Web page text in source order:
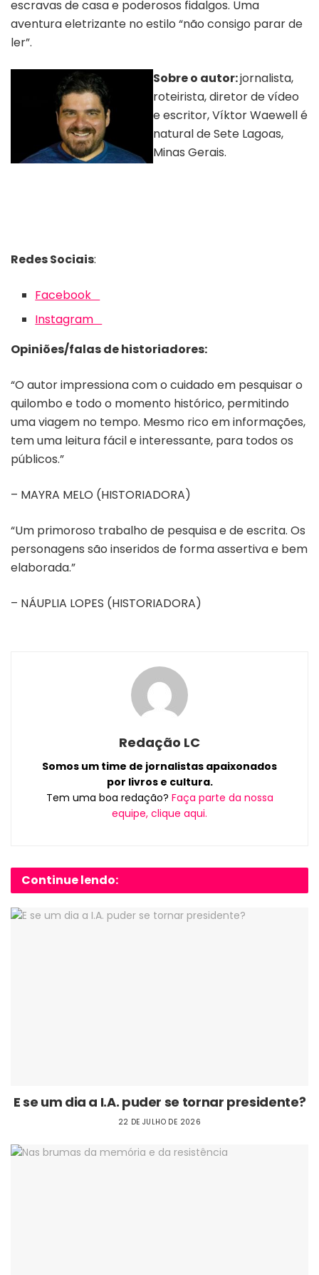
escravas de casa e poderosos fidalgos. Uma
aventura eletrizante no estilo “não consigo parar de
ler”.
Sobre o autor:jornalista,
roteirista, diretor de vídeo
e escritor, Víktor Waewell é
natural de Sete Lagoas,
Minas Gerais.
Redes Sociais:
Facebook
Instagram
Opiniões/falas de historiadores:
“O autor impressiona com o cuidado em pesquisar o
quilombo e todo o momento histórico, permitindo
uma viagem no tempo. Mesmo rico em informações,
tem uma leitura fácil e interessante, para todos os
públicos.”
– MAYRA MELO (HISTORIADORA)
“Um primoroso trabalho de pesquisa e de escrita. Os
personagens são inseridos de forma assertiva e bem
elaborada.”
– NÁUPLIA LOPES (HISTORIADORA)
Redação LC
Somos um time de jornalistas apaixonados
por livros e cultura.
Tem uma boa redação? Faça parte da nossa
equipe, clique aqui.
Continue lendo:
E se um dia a I.A. puder se tornar presidente?
22 DE JULHO DE 2026